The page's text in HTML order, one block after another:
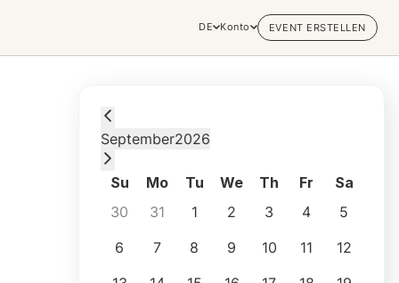
DE Konto EVENT ERSTELLEN
Monday, September 21, 2026 at 10:30 AM
September2026
Su Mo Tu We Th Fr
Sa
30
31 1 2 3 4
5
6
7 8 9 10 11
12